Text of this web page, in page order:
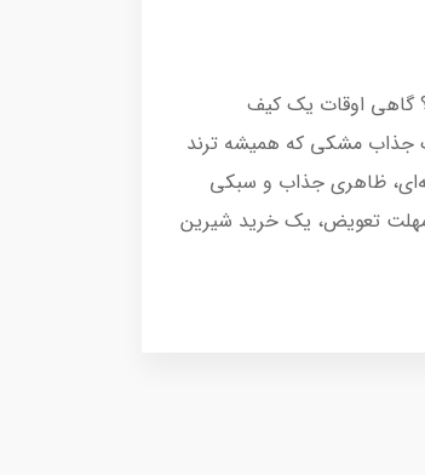
گاهی اوقات یک کیف
جذاب مشکی که همیشه ترند
ظاهری جذاب و سبکی
شما می‌بخشد. لیوهپی با ارائه ضمانت بهترین جنس و قیمت و همچنین ۲۴ ساعت مهلت مرجوعی و ۷ روز مهلت تعویض، یک خرید شیرین